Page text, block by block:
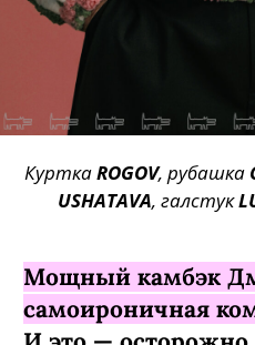
КурткаROGOV, рубашка
USHATAVA, галстук
Мощный камбэк
самоироничная